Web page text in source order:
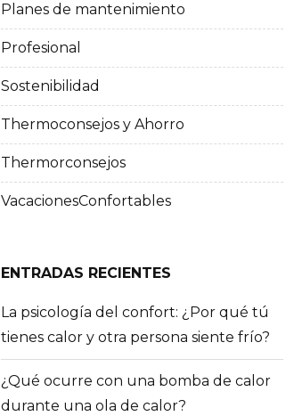
Planes de mantenimiento
Profesional
Sostenibilidad
Thermoconsejos y Ahorro
Thermorconsejos
VacacionesConfortables
ENTRADAS RECIENTES
La psicología del confort: ¿Por qué tú
tienes calor y otra persona siente frío?
¿Qué ocurre con una bomba de calor
durante una ola de calor?